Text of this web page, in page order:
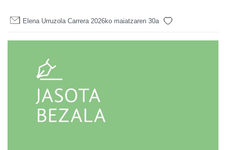
Elena Urruzola Carrera 2026ko maiatzaren 30a